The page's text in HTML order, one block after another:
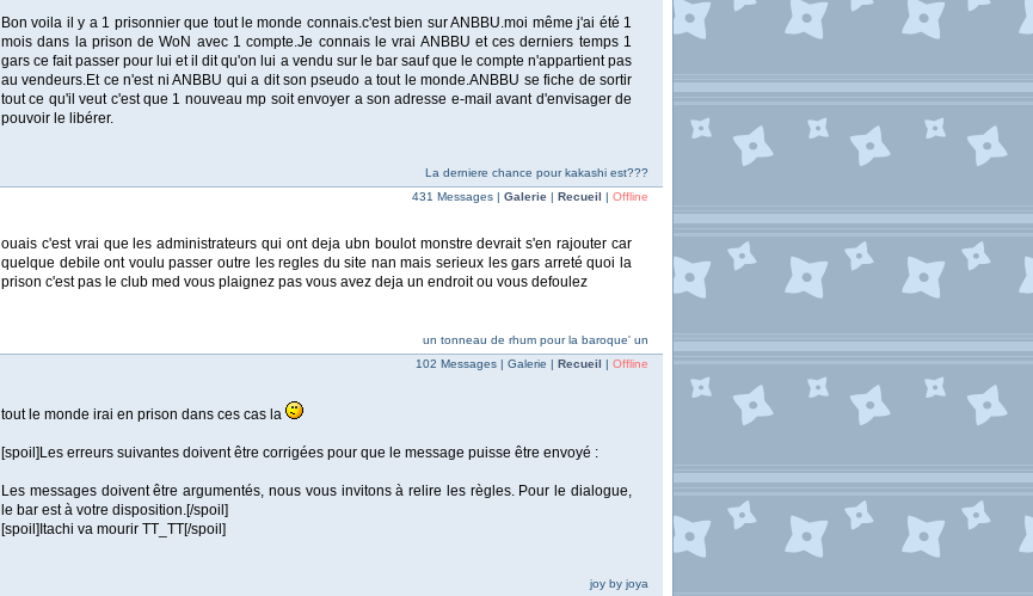
Bon voila il y a 1 prisonnier que tout le monde connais.c'est bien sur ANBBU.moi même j'ai été 1
mois dans la prison de WoN avec 1 compte.Je connais le vrai ANBBU et ces derniers temps 1
gars ce fait passer pour lui et il dit qu'on lui a vendu sur le bar sauf que le compte n'appartient pas
au vendeurs.Et ce n'est ni ANBBU qui a dit son pseudo a tout le monde.ANBBU se fiche de sortir
tout ce qu'il veut c'est que 1 nouveau mp soit envoyer a son adresse e-mail avant d'envisager de
pouvoir le libérer.
La derniere chance pour kakashi est???
431 Messages | Galerie | Recueil | Offline
ouais c'est vrai que les administrateurs qui ont deja ubn boulot monstre devrait s'en rajouter car
quelque debile ont voulu passer outre les regles du site nan mais serieux les gars arreté quoi la
prison c'est pas le club med vous plaignez pas vous avez deja un endroit ou vous defoulez
un tonneau de rhum pour la baroque' un
102 Messages | Galerie | Recueil | Offline
tout le monde irai en prison dans ces cas la
[spoil]Les erreurs suivantes doivent être corrigées pour que le message puisse être envoyé :
Les messages doivent être argumentés, nous vous invitons à relire les règles. Pour le dialogue,
le bar est à votre disposition.[/spoil]
[spoil]Itachi va mourir TT_TT[/spoil]
joy by joya